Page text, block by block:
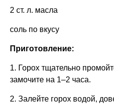
2 ст. л. масла
соль по вкусу
Приготовление:
1. Горох тщательно
замочите на 1–2 часа.
2. Залейте горох водой,